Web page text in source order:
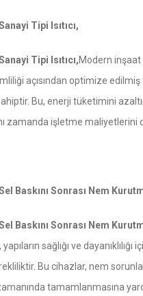
Tipi Isıtıcı,
Tipi Isıtıcı,Modern
açısından optimize edilmiş
Bu, enerji tüketimini
zamanda işletme maliyetlerini
Baskını Sonrası Nem
Baskını Sonrası Nem
sağlığı ve dayanıklılığı
Bu cihazlar, nem
tamamlanmasına